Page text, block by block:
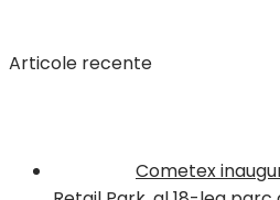
Articole recente
Cometex